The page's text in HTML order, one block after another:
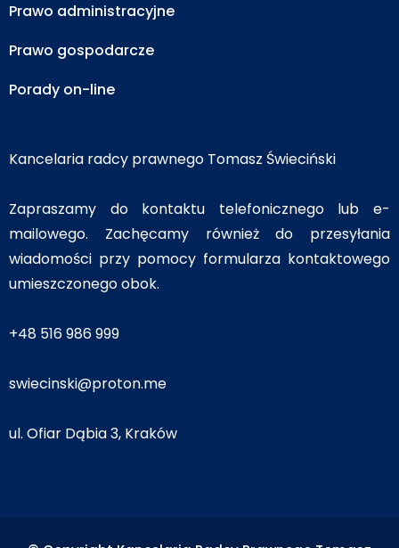
Prawo administracyjne
Prawo gospodarcze
Porady on-line
Kancelaria radcy prawnego Tomasz Świeciński
Zapraszamy do kontaktu telefonicznego lub e-
mailowego. Zachęcamy również do przesyłania
wiadomości przy pomocy formularza kontaktowego
umieszczonego obok.
+48 516 986 999
swiecinski@proton.me
ul. Ofiar Dąbia 3, Kraków